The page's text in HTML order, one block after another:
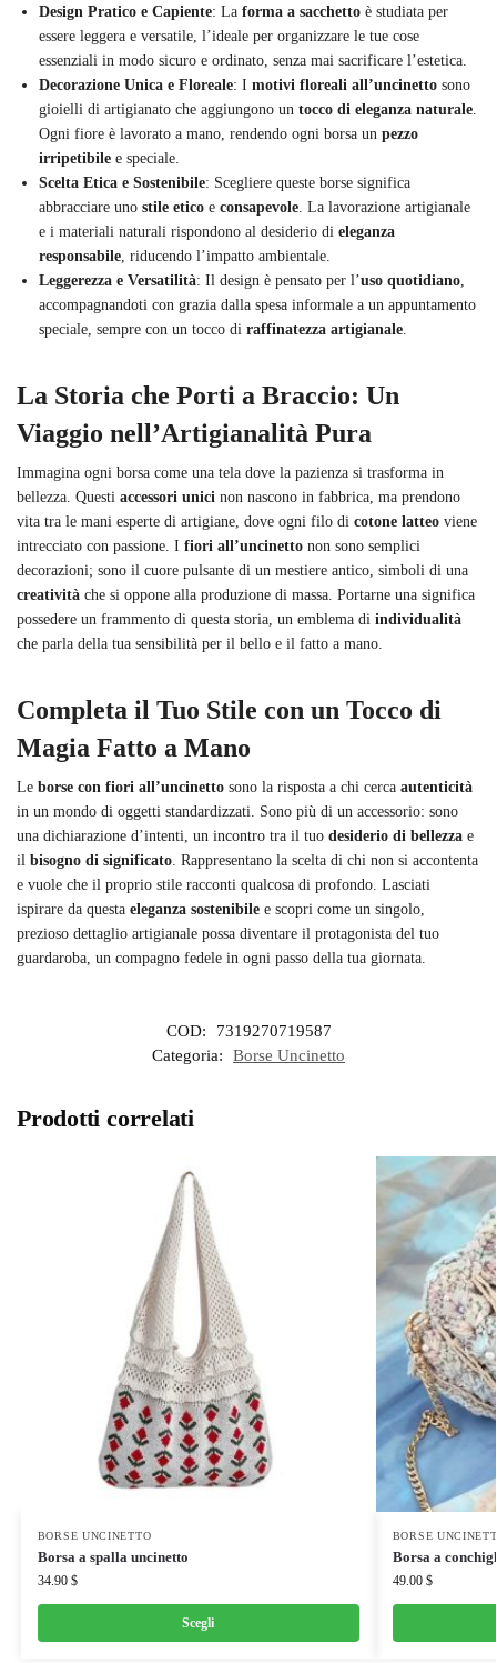
Design Pratico e Capiente: La forma a sacchetto è studiata per
essere leggera e versatile, l’ideale per organizzare le tue cose
essenziali in modo sicuro e ordinato, senza mai sacrificare l’estetica.
Decorazione Unica e Floreale: I motivi floreali all’uncinetto sono
gioielli di artigianato che aggiungono un tocco di eleganza naturale
Ogni fiore è lavorato a mano, rendendo ogni borsa un pezzo
irripetibile e speciale.
Scelta Etica e Sostenibile: Scegliere queste borse significa
abbracciare uno stile etico e consapevole . La lavorazione artigianale
e i materiali naturali rispondono al desiderio di eleganza
responsabile , riducendo l’impatto ambientale.
Leggerezza e Versatilità: Il design è pensato per l’uso quotidiano
accompagnandoti con grazia dalla spesa informale a un appuntamento
speciale, sempre con un tocco di raffinatezza artigianale
La Storia che Porti a Braccio: Un
Viaggio nell’Artigianalità Pura
Immagina ogni borsa come una tela dove la pazienza si trasforma in
bellezza. Questi accessori unici non nascono in fabbrica, ma prendono
vita tra le mani esperte di artigiane, dove ogni filo di cotone latteo viene
intrecciato con passione. I fiori all’uncinetto non sono semplici
decorazioni; sono il cuore pulsante di un mestiere antico, simboli di una
creatività che si oppone alla produzione di massa. Portarne una significa
possedere un frammento di questa storia, un emblema di individualità
che parla della tua sensibilità per il bello e il fatto a mano.
Completa il Tuo Stile con un Tocco di
Magia Fatto a Mano
Le borse con fiori all’uncinetto sono la risposta a chi cerca autenticità
in un mondo di oggetti standardizzati. Sono più di un accessorio: sono
una dichiarazione d’intenti, un incontro tra il tuo desiderio di bellezza e
il bisogno di significato . Rappresentano la scelta di chi non si accontenta
e vuole che il proprio stile racconti qualcosa di profondo. Lasciati
ispirare da questa eleganza sostenibile e scopri come un singolo,
prezioso dettaglio artigianale possa diventare il protagonista del tuo
guardaroba, un compagno fedele in ogni passo della tua giornata.
COD:
7319270719587
Categoria:
Borse Uncinetto
Prodotti correlati
BORSE UNCINETTO
Borsa a spalla uncinetto
34.90 $
Scegli
BORSE
Borsa a
49.00 $